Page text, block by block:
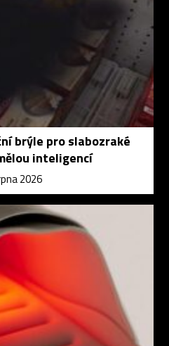
brýle pro slabozraké
inteligencí
2026